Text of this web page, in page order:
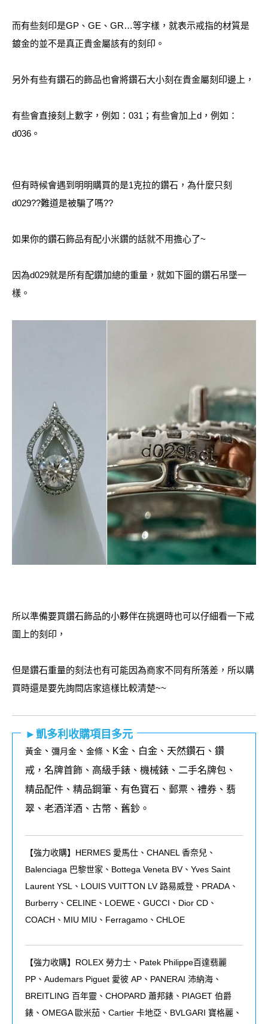
而有些刻印是GP、GE、GR…等字樣，就表示戒指的材質是
鍍金的並不是真正貴金屬該有的刻印。
另外有些有鑽石的飾品也會將鑽石大小刻在貴金屬刻印邊上，
有些會直接刻上數字，例如：031；有些會加上d，例如：
d036。
但有時候會遇到明明購買的是1克拉的鑽石，為什麼只刻
d029??難道是被騙了嗎??
如果你的鑽石飾品有配小米鑽的話就不用擔心了~
因為d029就是所有配鑽加總的重量，就如下圖的鑽石吊墜一
樣。
所以準備要買鑽石飾品的小夥伴在挑選時也可以仔細看一下戒
圍上的刻印，
但是鑽石重量的刻法也有可能因為商家不同有所落差，所以購
買時還是要先詢問店家這樣比較清楚~~
►凱多利收購項目多元
黃金 、 彌月金 、 金條 、K金、白金、天然鑽石、鑽
戒，名牌首飾、高級手錶、機械錶、二手名牌包、
精品配件、精品鋼筆、有色寶石、郵票、禮券、翡
翠、老酒洋酒、古幣、舊鈔。
【強力收購】HERMES 愛馬仕、CHANEL 香奈兒、
Balenciaga 巴黎世家、Bottega Veneta BV、Yves Saint
Laurent YSL、LOUIS VUITTON LV 路易威登、PRADA、
Burberry、CELINE、LOEWE、GUCCI、Dior CD、
COACH、MIU MIU、Ferragamo、CHLOE
【強力收購】ROLEX 勞力士、 Patek Philippe百達翡麗
PP 、 Audemars Piguet 愛彼 AP 、 PANERAI 沛納海、
BREITLING 百年靈、 CHOPARD 蕭邦錶、 PIAGET 伯爵
錶、 OMEGA歐米茄、 Cartier 卡地亞、 BVLGARI 寶格麗、